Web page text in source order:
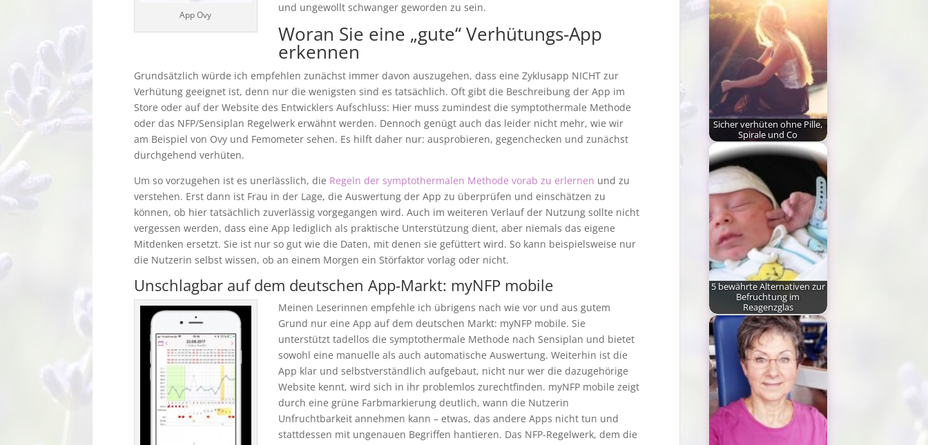
App Ovy
und ungewollt schwanger geworden zu sein.
Woran Sie eine „gute“ Verhütungs-App
erkennen
Grundsätzlich würde ich empfehlen zunächst immer davon auszugehen, dass eine Zyklusapp NICHT zur
Verhütung geeignet ist, denn nur die wenigsten sind es tatsächlich. Oft gibt die Beschreibung der App im
Store oder auf der Website des Entwicklers Aufschluss: Hier muss zumindest die symptothermale Methode
oder das NFP/Sensiplan Regelwerk erwähnt werden. Dennoch genügt auch das leider nicht mehr, wie wir
am Beispiel von Ovy und Femometer sehen. Es hilft daher nur: ausprobieren, gegenchecken und zunächst
durchgehend verhüten.
Um so vorzugehen ist es unerlässlich, die Regeln der symptothermalen Methode vorab zu erlernen und zu
verstehen. Erst dann ist Frau in der Lage, die Auswertung der App zu überprüfen und einschätzen zu
können, ob hier tatsächlich zuverlässig vorgegangen wird. Auch im weiteren Verlauf der Nutzung sollte nicht
vergessen werden, dass eine App lediglich als praktische Unterstützung dient, aber niemals das eigene
Mitdenken ersetzt. Sie ist nur so gut wie die Daten, mit denen sie gefüttert wird. So kann beispielsweise nur
die Nutzerin selbst wissen, ob an einem Morgen ein Störfaktor vorlag oder nicht.
Unschlagbar auf dem deutschen App-Markt: myNFP mobile
Meinen Leserinnen empfehle ich übrigens nach wie vor und aus gutem
Grund nur eine App auf dem deutschen Markt: myNFP mobile. Sie
unterstützt tadellos die symptothermale Methode nach Sensiplan und bietet
sowohl eine manuelle als auch automatische Auswertung. Weiterhin ist die
App klar und selbstverständlich aufgebaut, nicht nur wer die dazugehörige
Website kennt, wird sich in ihr problemlos zurechtfinden. myNFP mobile zeigt
durch eine grüne Farbmarkierung deutlich, wann die Nutzerin
Unfruchtbarkeit annehmen kann – etwas, das andere Apps nicht tun und
stattdessen mit ungenauen Begriffen hantieren. Das NFP-Regelwerk, dem die
sowie auch die
Hormonspirale…
Sicher verhüten ohne Pille,
Spirale und Co
Viele Frauen sind
momentan auf der
Suche nach einer
Alternative…
5 bewährte Alternativen zur
Befruchtung im
Reagenzglas
Für jede Frau stellt sich
im Laufe ihrer
fruchtbaren Jahre…